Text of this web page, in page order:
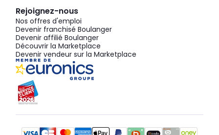
Rejoignez-nous
Nos offres d'emploi
Devenir franchisé Boulanger
Devenir affilié Boulanger
Découvrir la Marketplace
Devenir vendeur sur la Marketplace